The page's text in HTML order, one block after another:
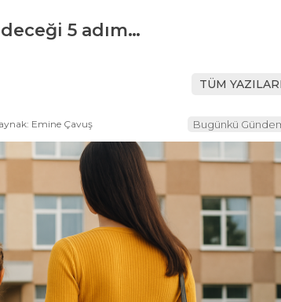
5 adım…
TÜM YAZILARI
Emine Çavuş Bugünkü